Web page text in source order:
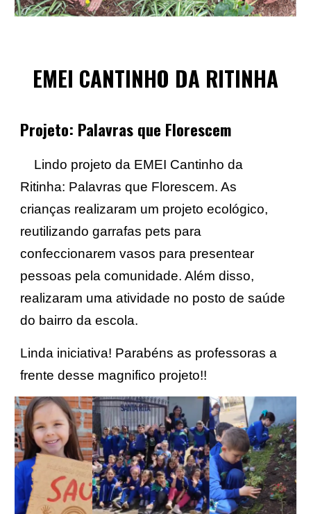
EMEI CANTINHO DA RITINHA
Projeto: Palavras que Florescem
Lindo projeto da EMEI Cantinho da
Ritinha: Palavras que Florescem. As
crianças realizaram um projeto ecológico,
reutilizando garrafas pets para
confeccionarem vasos para presentear
pessoas pela comunidade. Além disso,
realizaram uma atividade no posto de saúde
do bairro da escola.
Linda iniciativa! Parabéns as professoras a
frente desse magnifico projeto!!